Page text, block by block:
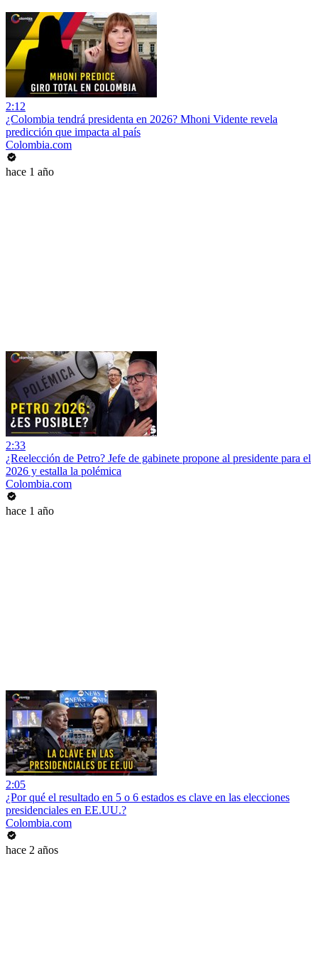
2:12
¿Colombia tendrá presidenta en 2026? Mhoni Vidente revela
predicción que impacta al país
Colombia.com
hace 1 año
2:33
¿Reelección de Petro? Jefe de gabinete propone al presidente para el
2026 y estalla la polémica
Colombia.com
hace 1 año
2:05
¿Por qué el resultado en 5 o 6 estados es clave en las elecciones
presidenciales en EE.UU.?
Colombia.com
hace 2 años